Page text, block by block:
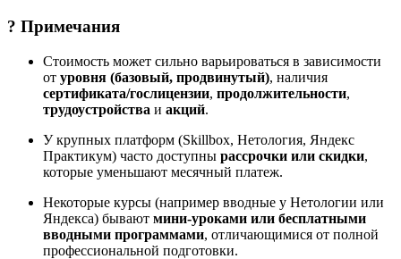
? Примечания
Стоимость может сильно варьироваться в зависимости
от уровня (базовый, продвинутый), наличия
сертификата/гослицензии, продолжительности,
трудоустройства и акций.
У крупных платформ (Skillbox, Нетология, Яндекс
Практикум) часто доступны рассрочки или скидки,
которые уменьшают месячный платеж.
Некоторые курсы (например вводные у Нетологии или
Яндекса) бывают мини-уроками или бесплатными
вводными программами, отличающимися от полной
профессиональной подготовки.